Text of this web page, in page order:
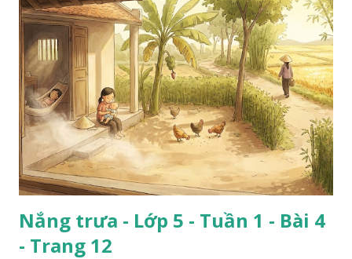
Nắng trưa - Lớp 5 - Tuần 1 - Bài 4
- Trang 12